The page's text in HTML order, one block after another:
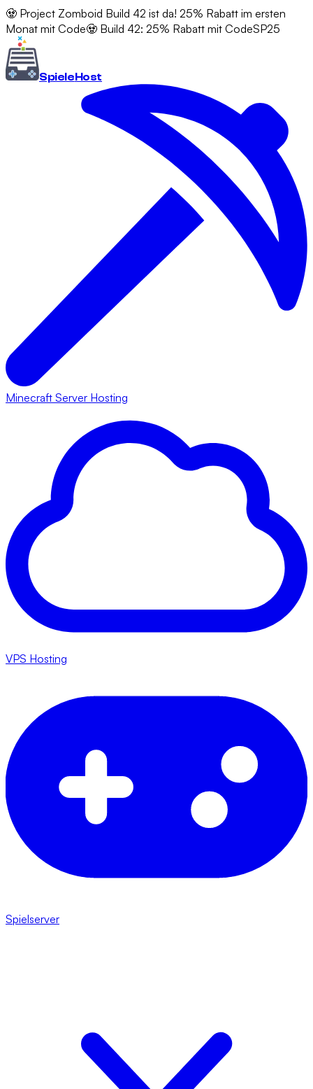
🧟 Project Zomboid Build 42 ist da! 25% Rabatt im ersten
Monat mit Code🧟 Build 42: 25% Rabatt mit CodeSP25
SpieleHost
Minecraft Server Hosting
VPS Hosting
Spielserver